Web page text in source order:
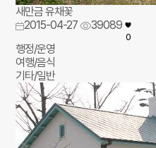
새만금 유채꽃
2015-04-27
39089
0
행정/운영
여행/음식
기타/일반